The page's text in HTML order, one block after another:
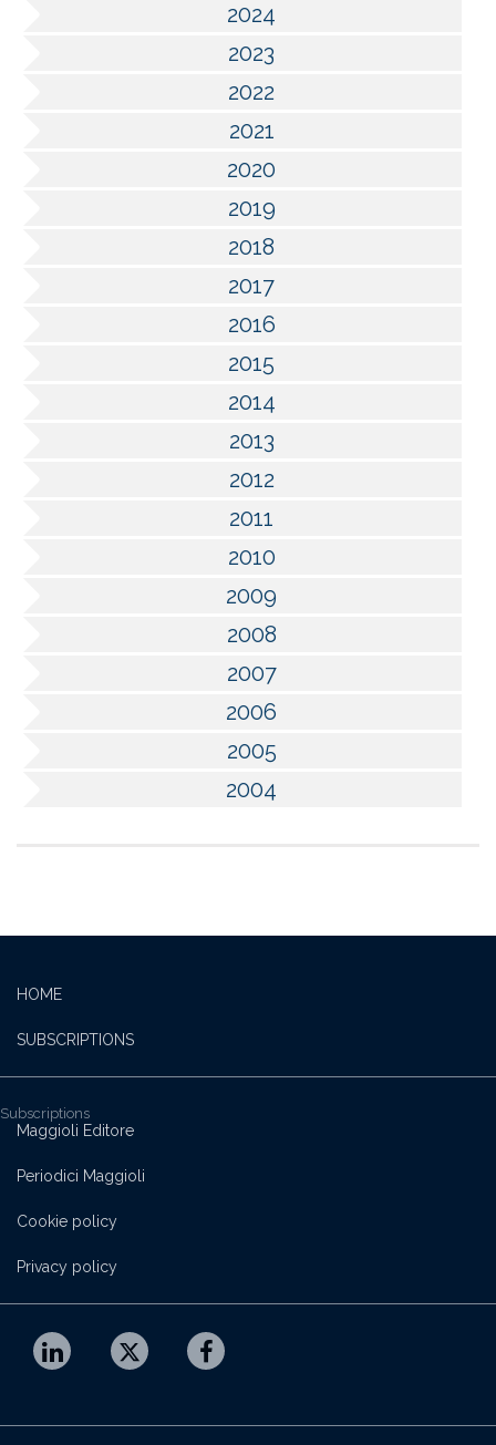
2024
2023
2022
2021
2020
2019
2018
2017
2016
2015
2014
2013
2012
2011
2010
2009
2008
2007
2006
2005
2004
HOME
SUBSCRIPTIONS
Subscriptions
Maggioli Editore
Periodici Maggioli
Cookie policy
Privacy policy